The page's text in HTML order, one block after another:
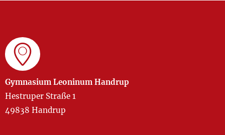
Gymnasium Leoninum Handrup
Hestruper Straße 1
49838 Handrup